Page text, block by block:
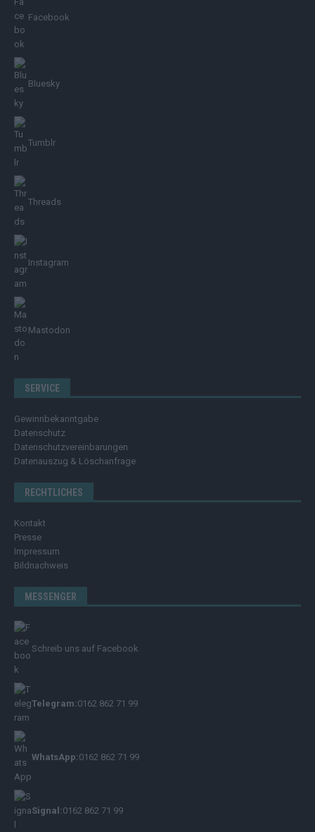
Facebook
Bluesky
Tumblr
Threads
Instagram
Mastodon
SERVICE
Gewinnbekanntgabe
Datenschutz
Datenschutzvereinbarungen
Datenauszug & Löschanfrage
RECHTLICHES
Kontakt
Presse
Impressum
Bildnachweis
MESSENGER
Schreib uns auf Facebook
Telegram:0162 862 71 99
WhatsApp:0162 862 71 99
Signal:0162 862 71 99